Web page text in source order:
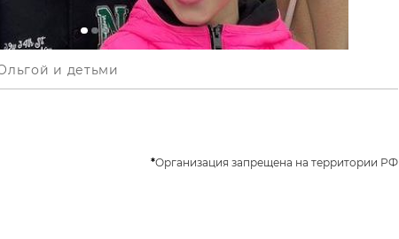
и детьми
*Организация запрещена на территории РФ